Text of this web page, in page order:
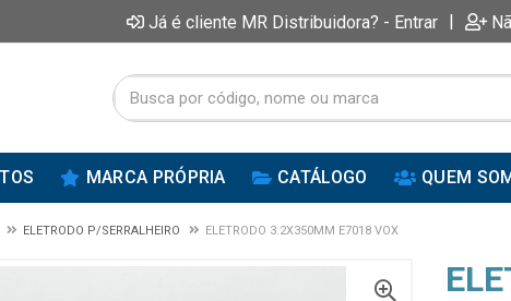
Já é cliente MR Distribuidora? - Entrar |
MARCA PRÓPRIA CATÁLOGO QUEM
ELETRODO P/SERRALHEIRO ELETRODO 3.2X350MM E7018 VOX